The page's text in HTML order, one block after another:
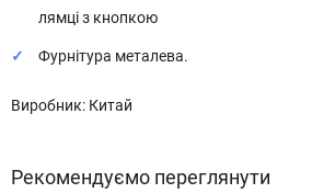
лямці з кнопкою
Фурнітура металева.
Виробник: Китай
Рекомендуємо переглянути